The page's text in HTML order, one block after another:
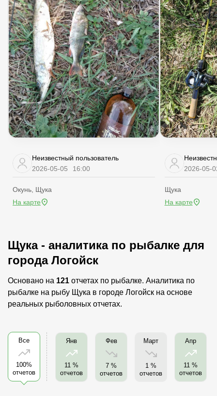
Неизвестный пользователь
2026-05-05
16:00
Окунь, Щука
На карте
2026-05-
Щука
На карте
Щука - аналитика по рыбалке для
города Логойск
Основано на 121 отчетах по рыбалке. Аналитика по
рыбалке на рыбу Щука в городе Логойск на основе
реальных рыболовных отчетах.
Все
100%
отчетов
Янв
11 %
отчетов
Фев
7 %
отчетов
Март
1 %
отчетов
Апр
11 %
отчетов